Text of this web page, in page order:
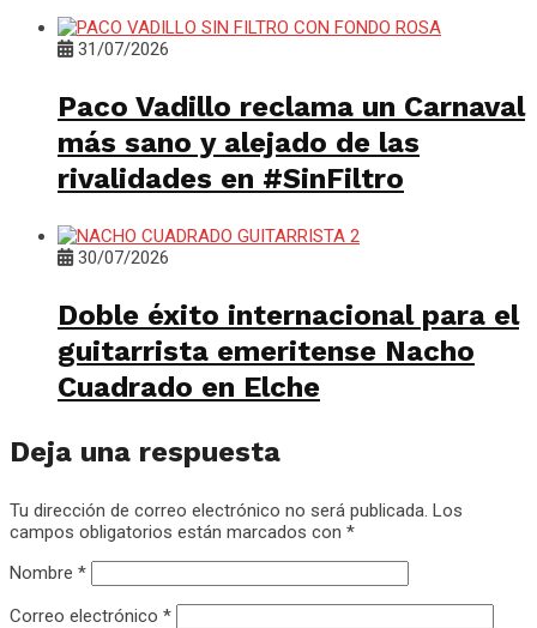
31/07/2026
Paco Vadillo reclama un Carnaval
más sano y alejado de las
rivalidades en #SinFiltro
30/07/2026
Doble éxito internacional para el
guitarrista emeritense Nacho
Cuadrado en Elche
Deja una respuesta
Tu dirección de correo electrónico no será publicada. Los
campos obligatorios están marcados con *
Nombre *
Correo electrónico *